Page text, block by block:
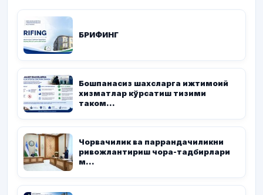
БРИФИНГ
Бошпанасиз шахсларга ижтимоий
хизматлар кўрсатиш тизими
таком...
Чорвачилик ва паррандачиликни
ривожлантириш чора-тадбирлари
м...